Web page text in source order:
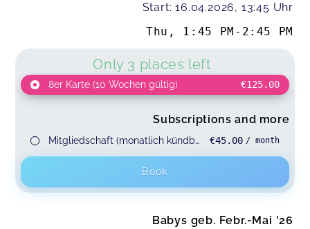
Start: 16.04.2026, 13:45 Uhr
Thu , 1:45 PM - 2:45 PM
Only 3 places left
8er Karte (10 Wochen gültig) €125.00
Subscriptions and more
Mitgliedschaft (monatlich kündbar) €45.00 / month
Book
Babys geb. Febr.-Mai '26